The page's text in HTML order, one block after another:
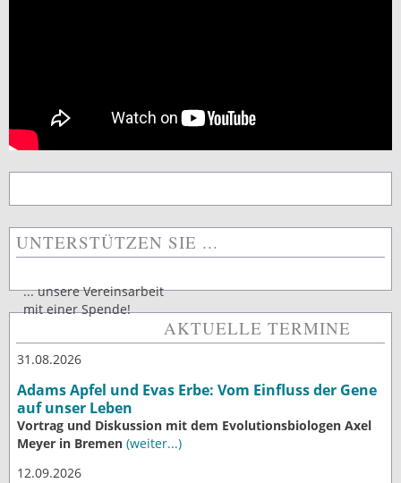
UNTERSTÜTZEN SIE ...
... unsere Vereinsarbeit
mit einer Spende!
AKTUELLE TERMINE
31.08.2026
Adams Apfel und Evas Erbe: Vom Einfluss der Gene
auf unser Leben
Vortrag und Diskussion mit dem Evolutionsbiologen Axel
Meyer in Bremen (weiter...)
12.09.2026